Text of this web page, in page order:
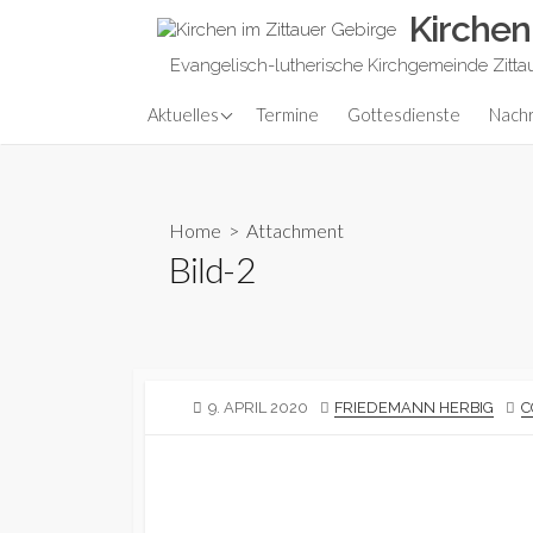
Evangelisch-lutherische Kirchgemeinde
Aktuelles
Predigt aktuellTermine Gottesdienste
Home > Attachment
Bild-2
PUBLISHED
9. APRIL 2020 AUTHOR
FRIEDEMANN HERBIG